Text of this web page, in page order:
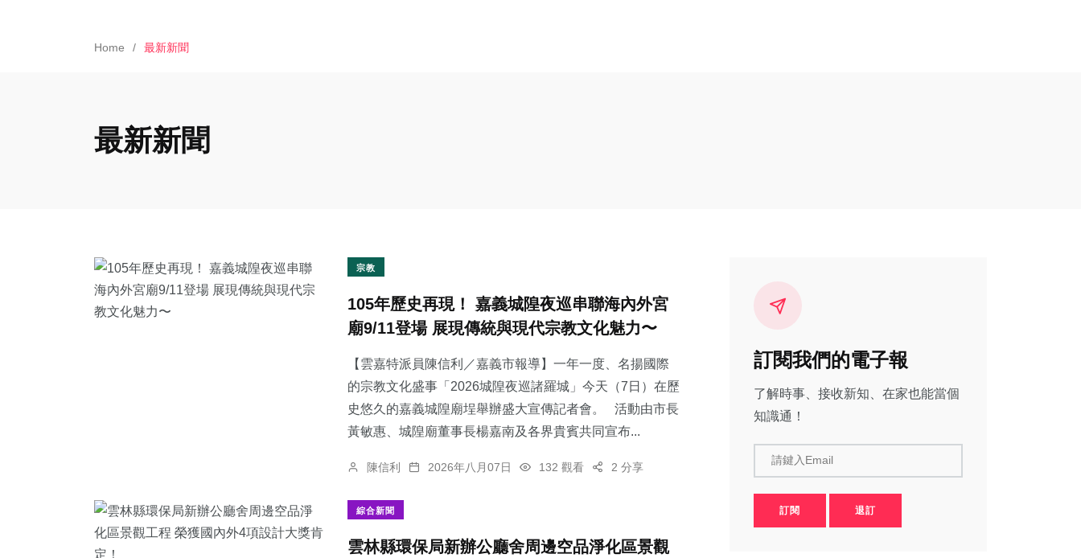
Home 最新新聞
最新新聞
宗教
105年歷史再現！ 嘉義城隍夜巡串聯海內外宮
廟9/11登場 展現傳統與現代宗教文化魅力〜
【雲嘉特派員陳信利／嘉義市報導】一年一度、名揚國際
的宗教文化盛事「2026城隍夜巡諸羅城」今天（7日）在歷
史悠久的嘉義城隍廟埕舉辦盛大宣傳記者會。 活動由市長
黃敏惠、城隍廟董事長楊嘉南及各界貴賓共同宣布...
陳信利 2026年八月07日 132 觀看 2 分享
綜合新聞
雲林縣環保局新辦公廳舍周邊空品淨化區景觀
訂閱我們的電子報
了解時事、接收新知、在家也能當個
知識通！
請鍵入Email
訂閱 退訂